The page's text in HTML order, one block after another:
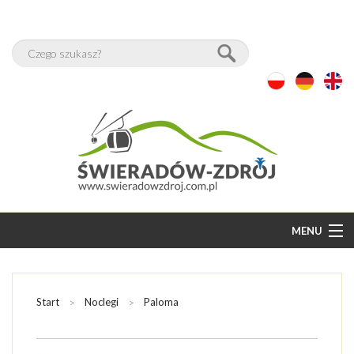
MENU
BAZA NOCLEGÓW
WOLNE POKOJE
Start Noclegi Paloma